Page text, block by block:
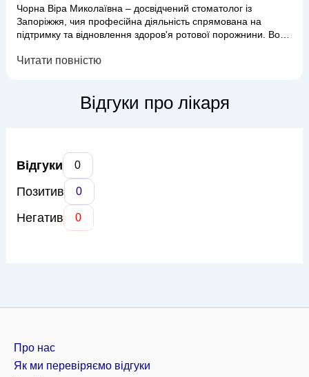
Чорна Віра Миколаївна – досвідчений стоматолог із
Запоріжжя, чия професійна діяльність спрямована на
підтримку та відновлення здоров'я ротової порожнини. Вона
проведення широкого спектру стоматологічних процедур,
Основними напрямками роботи...
Читати повністю
Відгуки про лікаря
Відгуки 0
Позитив 0
Негатив 0
Про нас
Як ми перевіряємо відгуки